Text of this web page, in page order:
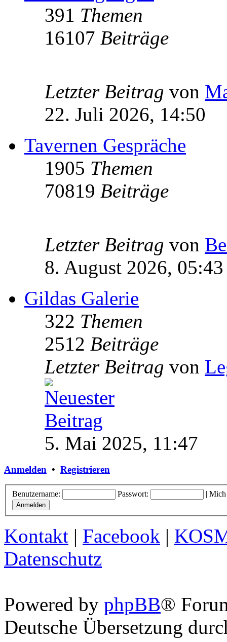
391 Themen
16107 Beiträge
Letzter Beitrag von
22. Juli 2026, 14:50
Tavernen Gespräche
1905 Themen
70819 Beiträge
Letzter Beitrag von
8. August 2026, 05:43
Gildas Galerie
322 Themen
2512 Beiträge
Letzter Beitrag von
5. Mai 2025, 11:47
Anmelden • Registrieren
Benutzername: Passwort: | Mich
Kontakt | Facebook |
Datenschutz
Powered by phpBB®
Deutsche Übersetzung